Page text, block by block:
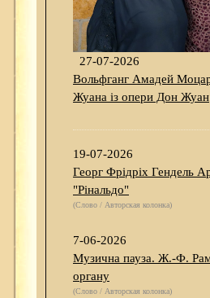
27-07-2026
Вольфганг Амадей
Жуана із опери Дон Жуан
19-07-2026
Георг Фрідріх Гендель
"Рінальдо"
(Слово / Авторская колонка)
7-06-2026
Музична пауза. Ж.-Ф.
органу
(Слово / Авторская колонка)